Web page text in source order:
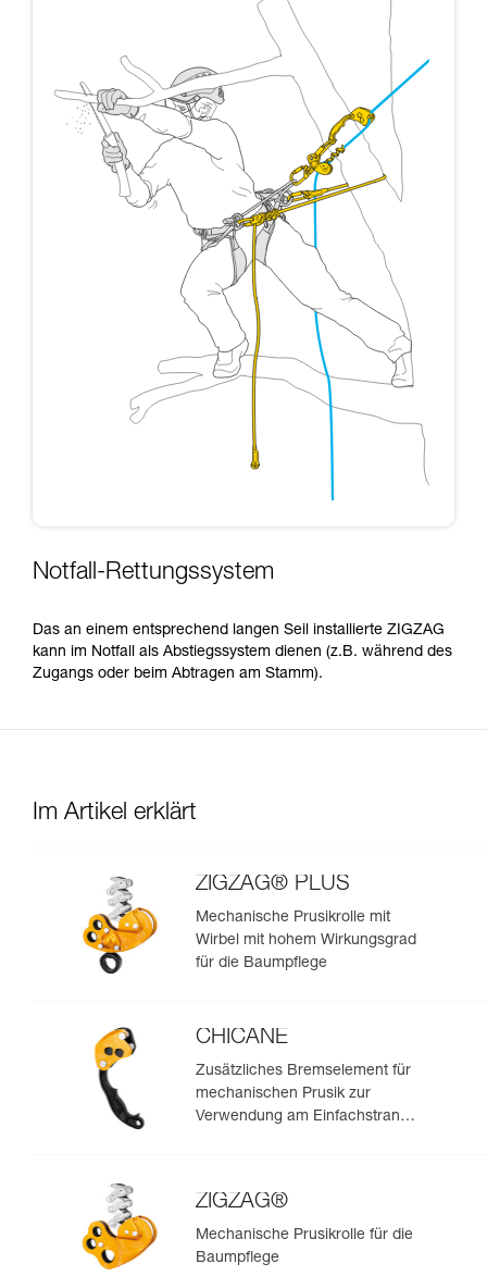
Notfall-Rettungssystem
Das an einem entsprechend langen Seil installierte ZIGZAG
kann im Notfall als Abstiegssystem dienen (z.B. während des
Zugangs oder beim Abtragen am Stamm).
Im Artikel erklärt
ZIGZAG® PLUS
Mechanische Prusikrolle mit
Wirbel mit hohem Wirkungsgrad
für die Baumpflege
CHICANE
Zusätzliches Bremselement für
mechanischen Prusik zur
Verwendung am Einfachstrang
ZIGZAG®
Mechanische Prusikrolle für die
Baumpflege